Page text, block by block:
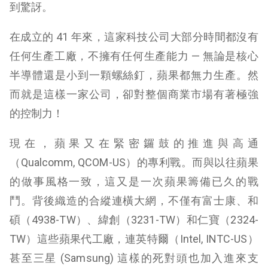
到驚訝。
在成立的 41 年來，這家科技公司大部分時間都沒有
任何生產工廠，不擁有任何生產能力 — 無論是核心
半導體還是小到一顆螺絲釘，蘋果都無力生產。然
而就是這樣一家公司，卻對整個商業市場有著極強
的控制力！
現在，蘋果又在緊密鑼鼓的推進與高通
（Qualcomm, QCOM-US）的專利戰。而與以往蘋果
的做事風格一致，這又是一次蘋果籌備已久的戰
鬥。背後織造的合縱連橫大網，不僅有富士康、和
碩（4938-TW）、緯創（3231-TW）和仁寶（2324-
TW）這些蘋果代工廠，連英特爾（Intel, INTC-US）
甚至三星 (Samsung) 這樣的死對頭也加入進來支